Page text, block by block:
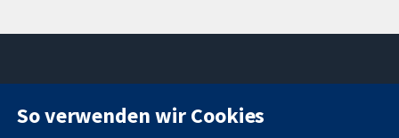
11-13 Cavendish
So verwenden wir Cookies